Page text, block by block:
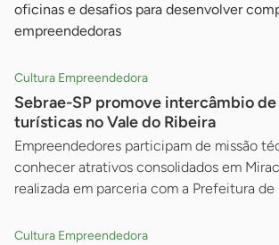
oficinas e desafios para desenvolver
empreendedoras
Cultura Empreendedora
Sebrae-SP promove intercâmbio
turísticas no Vale do Ribeira
Empreendedores participam de missão
conhecer atrativos consolidados em
realizada em parceria com a Prefeitura de
Cultura Empreendedora